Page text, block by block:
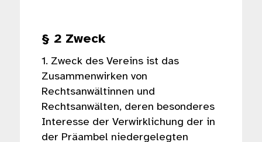
§ 2 Zweck
1. Zweck des Vereins ist das
Zusammenwirken von
Rechtsanwältinnen und
Rechtsanwälten, deren besonderes
Interesse der Verwirklichung der in
der Präambel niedergelegten